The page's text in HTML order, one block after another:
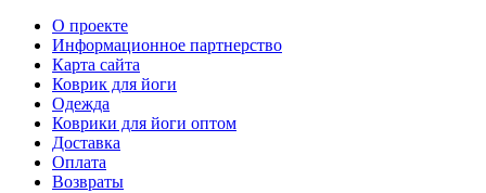
O проекте
Информационное партнерство
Карта сайта
Коврик для йоги
Одежда
Коврики для йоги оптом
Доставка
Оплата
Возвраты